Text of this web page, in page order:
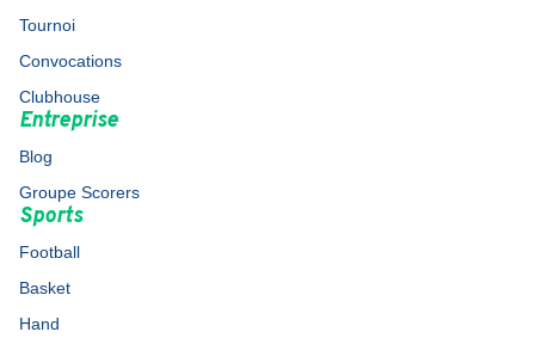
Tournoi
Convocations
Clubhouse
Entreprise
Blog
Groupe Scorers
Sports
Football
Basket
Hand